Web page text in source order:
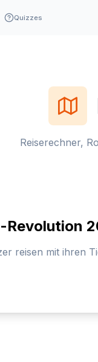
Quizzes
Reiserechner,
Revolution
reisen mit ihren